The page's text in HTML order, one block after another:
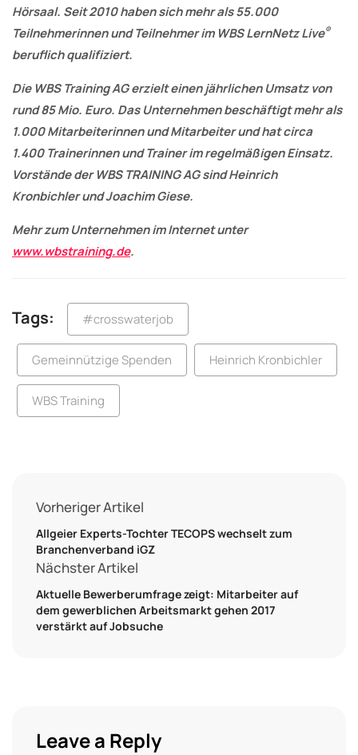
Hörsaal. Seit 2010 haben sich mehr als 55.000
Teilnehmerinnen und Teilnehmer im WBS LernNetz Live®
beruflich qualifiziert.
Die WBS Training AG erzielt einen jährlichen Umsatz von
rund 85 Mio. Euro. Das Unternehmen beschäftigt mehr als
1.000 Mitarbeiterinnen und Mitarbeiter und hat circa
1.400 Trainerinnen und Trainer im regelmäßigen Einsatz.
Vorstände der WBS TRAINING AG sind Heinrich
Kronbichler und Joachim Giese.
Mehr zum Unternehmen im Internet unter
www.wbstraining.de.
Tags: #crosswaterjob
Gemeinnützige Spenden Heinrich Kronbichler
WBS Training
Vorheriger Artikel
Allgeier Experts-Tochter TECOPS wechselt zum
Branchenverband iGZ
Nächster Artikel
Aktuelle Bewerberumfrage zeigt: Mitarbeiter auf
dem gewerblichen Arbeitsmarkt gehen 2017
verstärkt auf Jobsuche
Leave a Reply